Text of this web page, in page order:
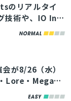
のリアルタイ
技術や、IO Int
ンジンのボリュ
が公開
が8/26（水）
Lore・MegaLi
機能やツールの